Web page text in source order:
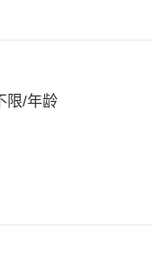
限/年龄